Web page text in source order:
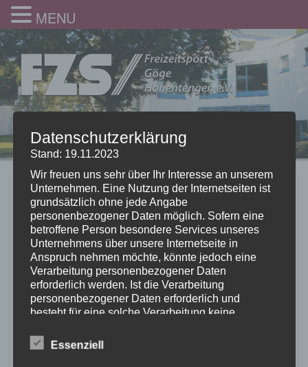
MENU
Datenschutzerklärung
Stand: 19.11.2023
Wir freuen uns sehr über Ihr Interesse an unserem
Unternehmen. Eine Nutzung der Internetseiten ist
grundsätzlich ohne jede Angabe
personenbezogener Daten möglich. Sofern eine
betroffene Person besondere Services unseres
Unternehmens über unsere Internetseite in
Anspruch nehmen möchte, könnte jedoch eine
Verarbeitung personenbezogener Daten
erforderlich werden. Ist die Verarbeitung
personenbezogener Daten erforderlich und
besteht für eine solche Verarbeitung keine
Einwilligung der betroffenen Person ein.
Essenziell